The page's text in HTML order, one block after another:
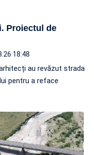
Proiectul de
18:48
au revăzut strada
pentru a reface